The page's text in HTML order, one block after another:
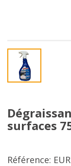
surfaces
Référence: